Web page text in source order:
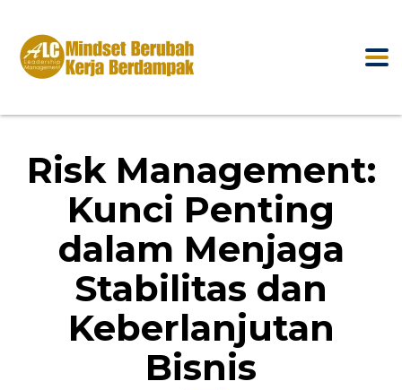
Risk Management:
Kunci Penting
dalam Menjaga
Stabilitas dan
Keberlanjutan
Bisnis